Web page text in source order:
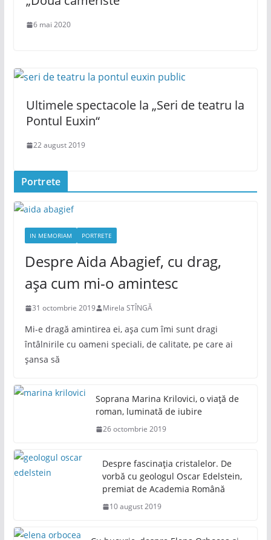
6 mai 2020
Ultimele spectacole la „Seri de teatru la
Pontul Euxin“
22 august 2019
Portrete
IN MEMORIAM PORTRETE
Despre Aida Abagief, cu drag,
așa cum mi-o amintesc
31 octombrie 2019 Mirela STÎNGĂ
Mi-e dragă amintirea ei, așa cum îmi sunt dragi
întâlnirile cu oameni speciali, de calitate, pe care ai
șansa să
Soprana Marina Krilovici, o viață de
roman, luminată de iubire
26 octombrie 2019
Despre fascinația cristalelor. De
vorbă cu geologul Oscar Edelstein,
premiat de Academia Română
10 august 2019